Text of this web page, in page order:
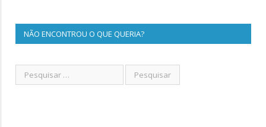
NÃO ENCONTROU O QUE QUERIA?